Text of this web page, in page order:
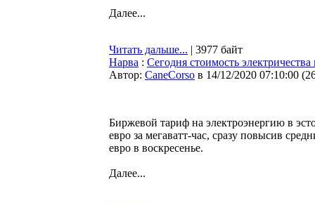
Далее...
Читать дальше... | 3977 байт
Нарва : Сегодня стоимость
Автор: CaneCorso в 14/12/2020 07:10:00 (
Биржевой тариф на электроэнергию в
евро за мегаватт-час, сразу повысив
евро в воскресенье.
Далее...